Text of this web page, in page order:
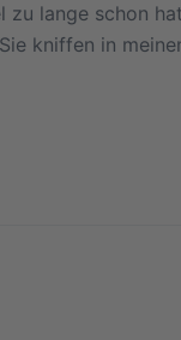
lange schon
kniffen in